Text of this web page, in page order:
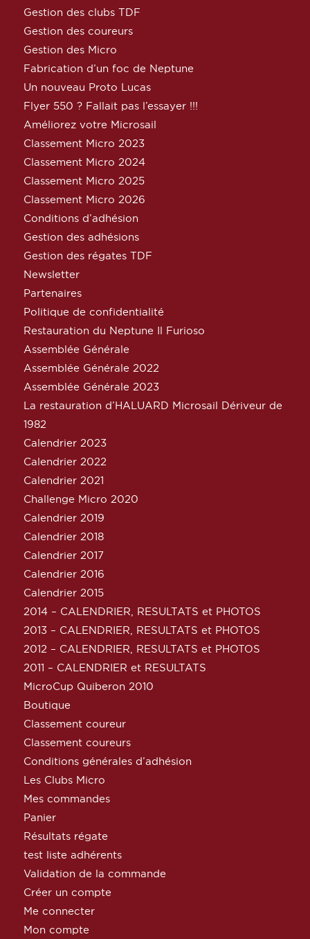
Gestion des clubs TDF
Gestion des coureurs
Gestion des Micro
Fabrication d’un foc de Neptune
Un nouveau Proto Lucas
Flyer 550 ? Fallait pas l’essayer !!!
Améliorez votre Microsail
Classement Micro 2023
Classement Micro 2024
Classement Micro 2025
Classement Micro 2026
Conditions d’adhésion
Gestion des adhésions
Gestion des régates TDF
Newsletter
Partenaires
Politique de confidentialité
Restauration du Neptune Il Furioso
Assemblée Générale
Assemblée Générale 2022
Assemblée Générale 2023
La restauration d’HALUARD Microsail Dériveur de
1982
Calendrier 2023
Calendrier 2022
Calendrier 2021
Challenge Micro 2020
Calendrier 2019
Calendrier 2018
Calendrier 2017
Calendrier 2016
Calendrier 2015
2014 – CALENDRIER, RESULTATS et PHOTOS
2013 – CALENDRIER, RESULTATS et PHOTOS
2012 – CALENDRIER, RESULTATS et PHOTOS
2011 – CALENDRIER et RESULTATS
MicroCup Quiberon 2010
Boutique
Classement coureur
Classement coureurs
Conditions générales d’adhésion
Les Clubs Micro
Mes commandes
Panier
Résultats régate
test liste adhérents
Validation de la commande
Créer un compte
Me connecter
Mon compte